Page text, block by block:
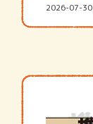
シャ…
2026-07-30